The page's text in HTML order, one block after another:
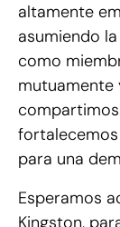
altamente
asumiendo
como
mutuamente
para una
Esperamos
Kingston,